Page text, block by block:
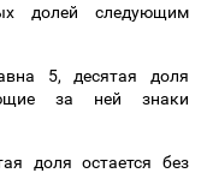
долей следующим
5, десятая доля
за ней знаки
доля остается без